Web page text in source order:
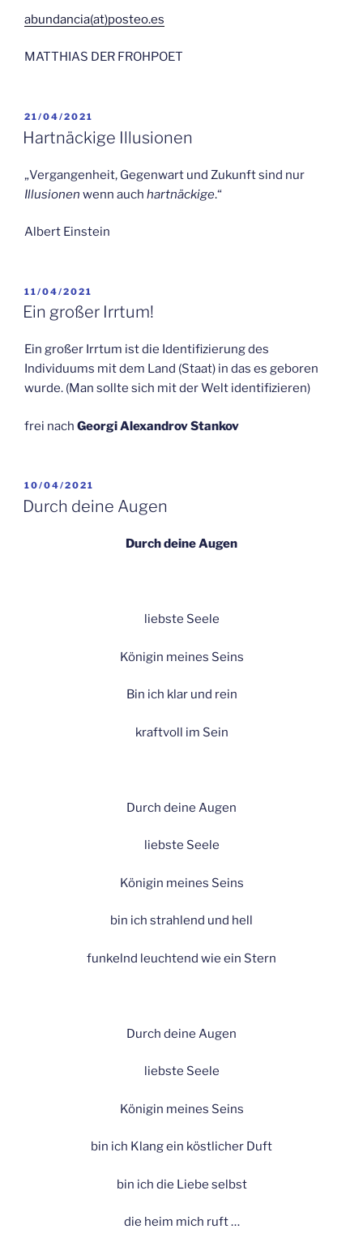
abundancia(at)posteo.es
MATTHIAS DER FROHPOET
VERÖFFENTLICHT
AM
21/04/2021
Hartnäckige Illusionen
„Vergangenheit, Gegenwart und Zukunft sind nur
Illusionen wenn auch hartnäckige.“
Albert Einstein
VERÖFFENTLICHT
AM
11/04/2021
Ein großer Irrtum!
Ein großer Irrtum ist die Identifizierung des
Individuums mit dem Land (Staat) in das es geboren
wurde. (Man sollte sich mit der Welt identifizieren)
frei nach Georgi Alexandrov Stankov
VERÖFFENTLICHT
AM
10/04/2021
Durch deine Augen
Durch deine Augen
liebste Seele
Königin meines Seins
Bin ich klar und rein
kraftvoll im Sein
Durch deine Augen
liebste Seele
Königin meines Seins
bin ich strahlend und hell
funkelnd leuchtend wie ein Stern
Durch deine Augen
liebste Seele
Königin meines Seins
bin ich Klang ein köstlicher Duft
bin ich die Liebe selbst
die heim mich ruft …